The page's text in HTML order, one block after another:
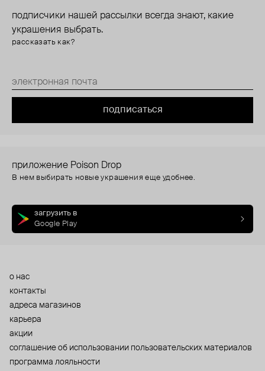
подписчики нашей рассылки всегда знают, какие
украшения выбрать.
рассказать как?
подписаться
приложение Poison Drop
В нем выбирать новые украшения еще удобнее.
загрузить в
Google Play
о нас
контакты
адреса магазинов
карьера
акции
cоглашение об использовании пользовательских материалов
программа лояльности